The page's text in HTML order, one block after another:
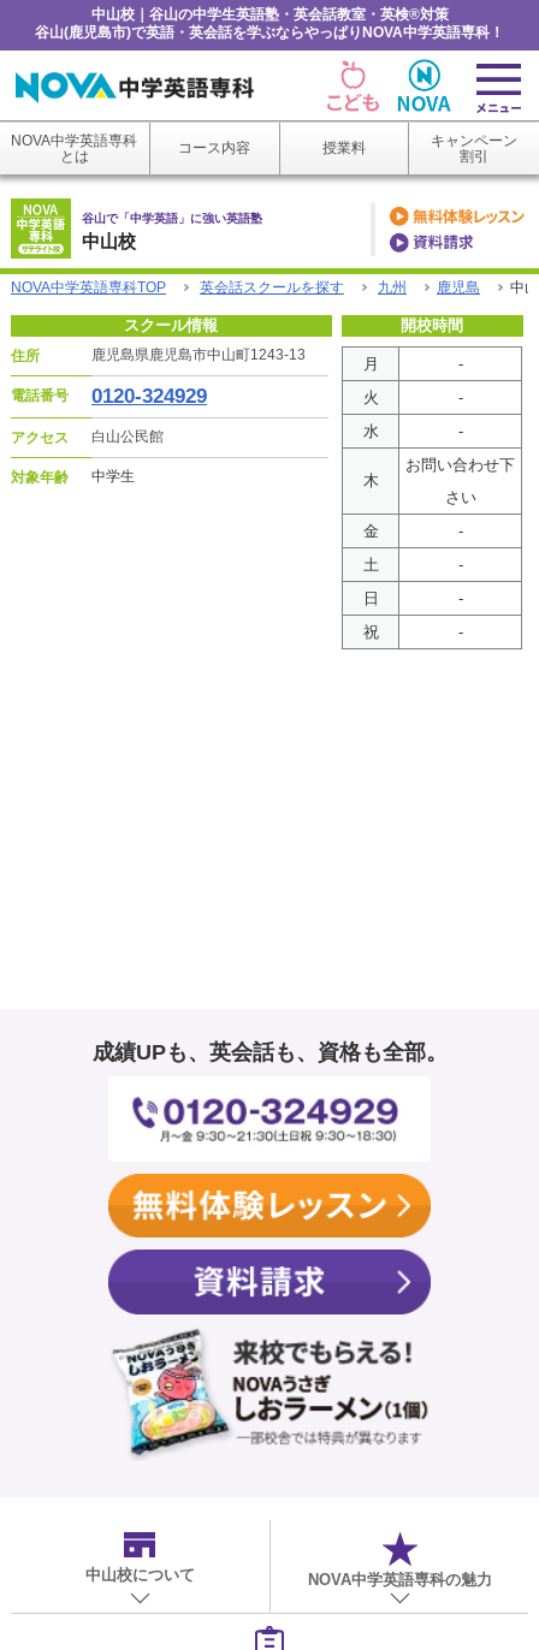
中山校｜谷山の中学生英語塾・英会話教室・英検®対策
谷山(鹿児島市)で英語・英会話を学ぶならやっぱりNOVA中学英語専科！
NOVA中学英語専科
とは
コース内容 授業料
キャンペーン
割引
中山校
谷山で「中学英語」に強い英語塾
NOVA中学英語専科TOP 英会話スクールを探す 九州 鹿児島 中
スクール情報
住所 鹿児島県鹿児島市中山町1243-13
電話番号 0120-324929
アクセス 白山公民館
対象年齢 中学生
開校時間
月
-
火
-
水
-
木
お問い合わせ下
さい
金
-
土
-
日
-
祝
-
成績UPも、英会話も、資格も全部。
中山校について NOVA中学英語専科の魅力